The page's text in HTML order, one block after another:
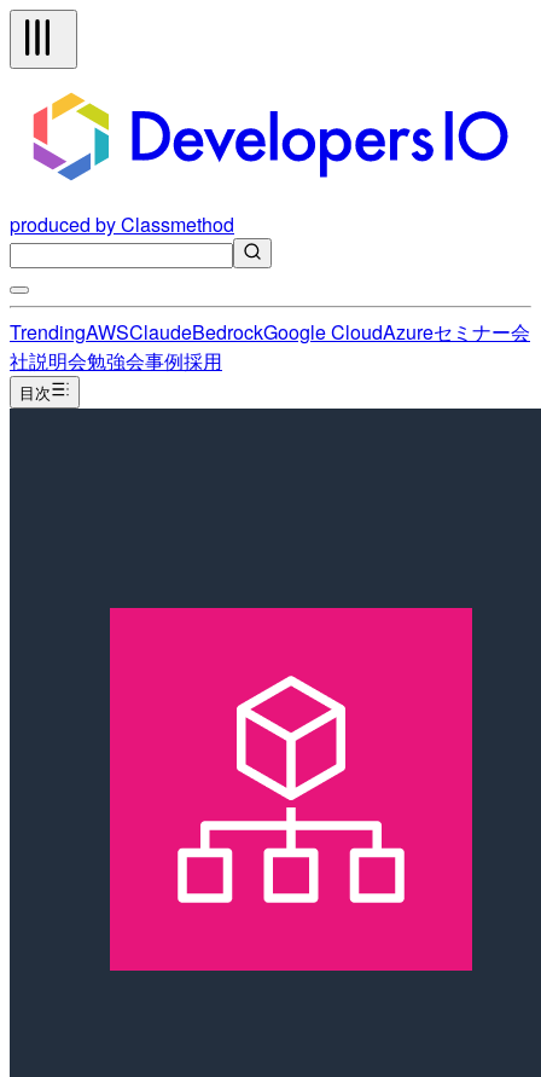
produced by Classmethod
TrendingAWSClaudeBedrockGoogle CloudAzureセミナー会
社説明会勉強会事例採用
目次